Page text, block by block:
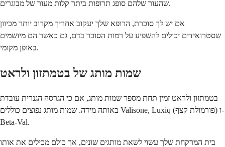
שהעור שלהם סופג תרופות ביתר קלות מעור של מבוגרים.
אם יש לך סוכרת, הרופא שלך יעקוב אחריך מקרוב יותר מכיוון
שסטרואידים יכולים להשפיע על רמות הסוכר בדם, גם כאשר הם מיושמים
באופן מקומי.
שמות מותג של בטמתזון ולראט
בטמתזון ולראט זמין תחת מספר שמות מותג, אם כי הגרסה הגנרית עובדת
באותה מידה. שמות מותג נפוצים כוללים Valisone, Luxiq (פורמולת קצף) ו-
Beta-Val.
בית המרקחת שלך עשוי לשאת מותגים שונים, אך כולם מכילים את אותו